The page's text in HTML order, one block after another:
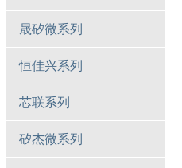
晟矽微系列
恒佳兴系列
芯联系列
矽杰微系列